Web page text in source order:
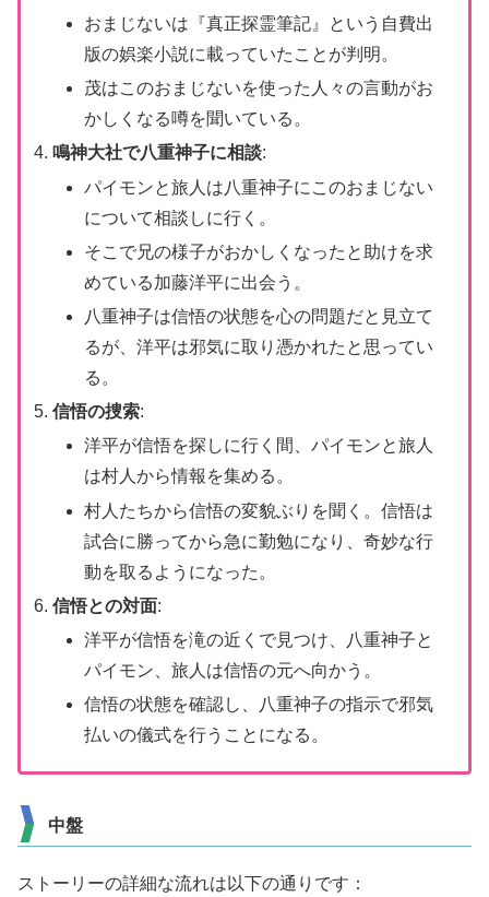
おまじないは『真正探霊筆記』という自費出
版の娯楽小説に載っていたことが判明。
茂はこのおまじないを使った人々の言動がお
かしくなる噂を聞いている。
鳴神大社で八重神子に相談:
パイモンと旅人は八重神子にこのおまじない
について相談しに行く。
そこで兄の様子がおかしくなったと助けを求
めている加藤洋平に出会う。
八重神子は信悟の状態を心の問題だと見立て
るが、洋平は邪気に取り憑かれたと思ってい
る。
信悟の捜索:
洋平が信悟を探しに行く間、パイモンと旅人
は村人から情報を集める。
村人たちから信悟の変貌ぶりを聞く。信悟は
試合に勝ってから急に勤勉になり、奇妙な行
動を取るようになった。
信悟との対面:
洋平が信悟を滝の近くで見つけ、八重神子と
パイモン、旅人は信悟の元へ向かう。
信悟の状態を確認し、八重神子の指示で邪気
払いの儀式を行うことになる。
中盤
ストーリーの詳細な流れは以下の通りです：